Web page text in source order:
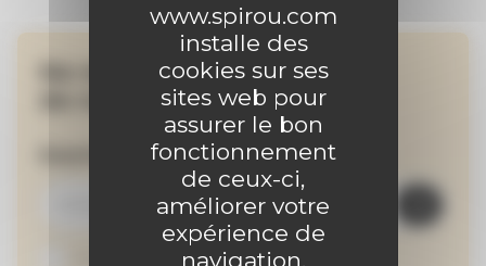
www.spirou.com
installe des
cookies sur ses
sites web pour
assurer le bon
fonctionnement
de ceux-ci,
améliorer votre
expérience de
navigation,
Ne manquez aucune
de nos actualités !
Inscrivez-vous à la newsletter
Je suis abonné au site